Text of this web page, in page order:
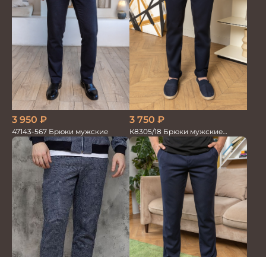
3 950 ₽
47143-567 Брюки мужские
3 750 ₽
К8305/18 Брюки мужские
т.синие